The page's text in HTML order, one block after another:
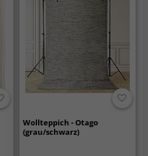
Wollteppich - Otago
(grau/schwarz)